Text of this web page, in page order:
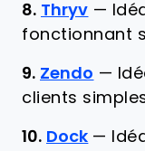
8. Thryv —
fonctionnant
9. Zendo —
clients
10. Dock —